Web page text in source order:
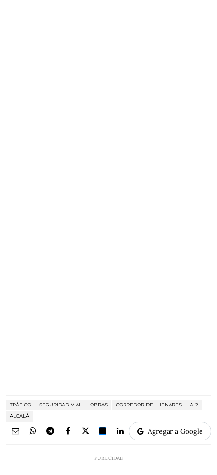
TRÁFICO SEGURIDAD VIAL OBRAS CORREDOR DEL HENARES
A-2
ALCALÁ
Agregar a Google